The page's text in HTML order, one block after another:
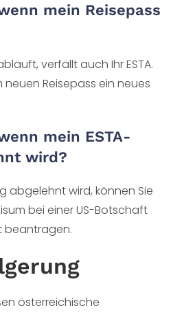
mein Reisepass
verfällt auch Ihr ESTA.
neuen Reisepass ein neues
mein ESTA-
wird?
abgelehnt wird, können Sie
bei einer US-Botschaft
beantragen.
österreichische